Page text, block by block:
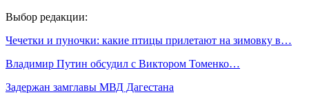
Выбор редакции:
Чечетки и пуночки: какие птицы прилетают на зимовку в…
Владимир Путин обсудил с Виктором Томенко…
Задержан замглавы МВД Дагестана